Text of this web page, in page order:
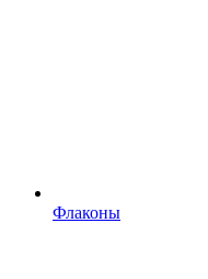
Флаконы